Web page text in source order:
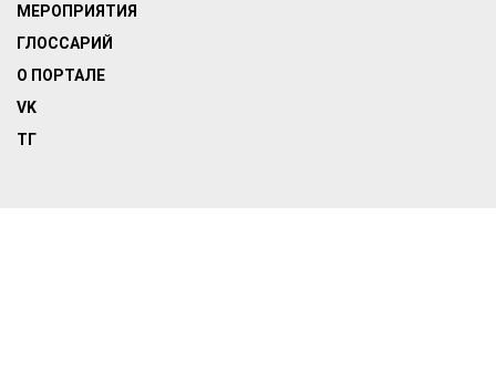
МЕРОПРИЯТИЯ
ГЛОССАРИЙ
О ПОРТАЛЕ
VK
ТГ